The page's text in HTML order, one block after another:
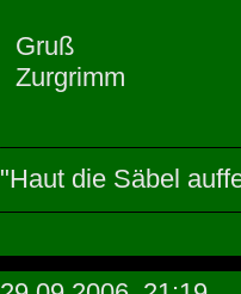
Gruß
Zurgrimm
"Haut die Säbel